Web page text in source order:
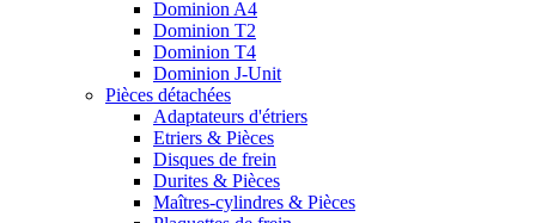
Dominion A4
Dominion T2
Dominion T4
Dominion J-Unit
Pièces détachées
Adaptateurs d'étriers
Etriers & Pièces
Disques de frein
Durites & Pièces
Maîtres-cylindres & Pièces